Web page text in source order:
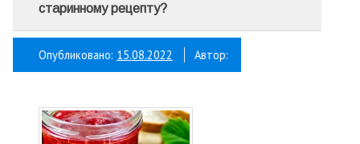
старинному рецепту?
Опубликовано: 15.08.2022 Автор: